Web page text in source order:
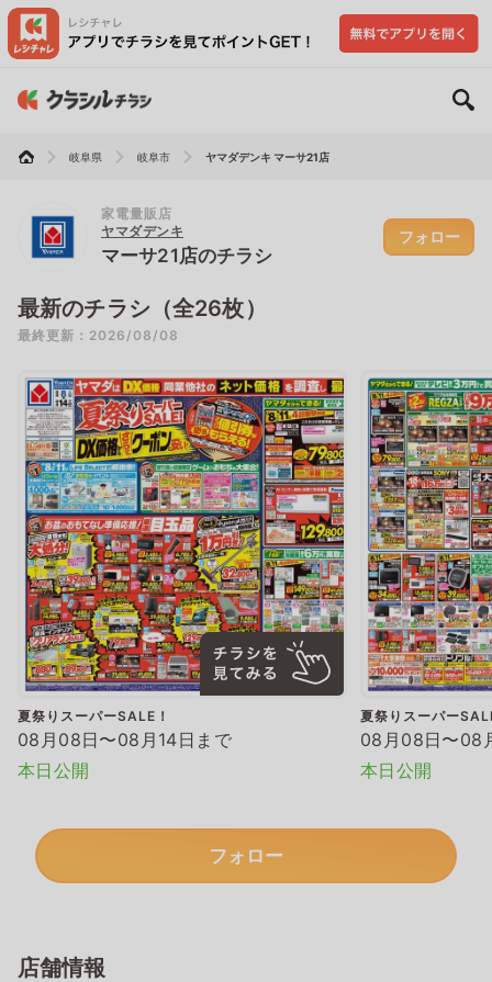
岐阜県 岐阜市 ヤマダデンキ マーサ21店
家電量販店
ヤマダデンキ
マーサ21店のチラシ
フォロー
最新のチラシ（全26枚）
最終更新：2026/08/08
夏祭りスーパーSALE！
08月08日〜08月14日まで
本日公開
夏祭りスーパー
08月08日〜08
本日公開
フォロー
店舗情報